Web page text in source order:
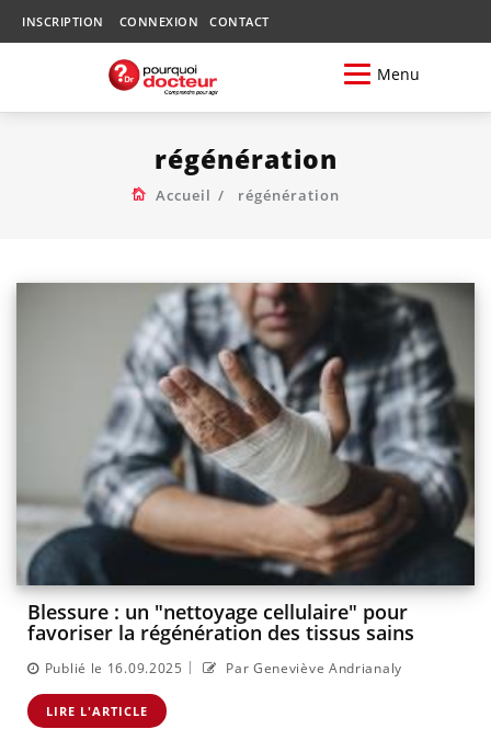
INSCRIPTION CONNEXION CONTACT
Menu
régénération
Accueil régénération
Blessure : un "nettoyage cellulaire" pour
favoriser la régénération des tissus sains
Publié le 16.09.2025 | Par Geneviève Andrianaly
LIRE L'ARTICLE